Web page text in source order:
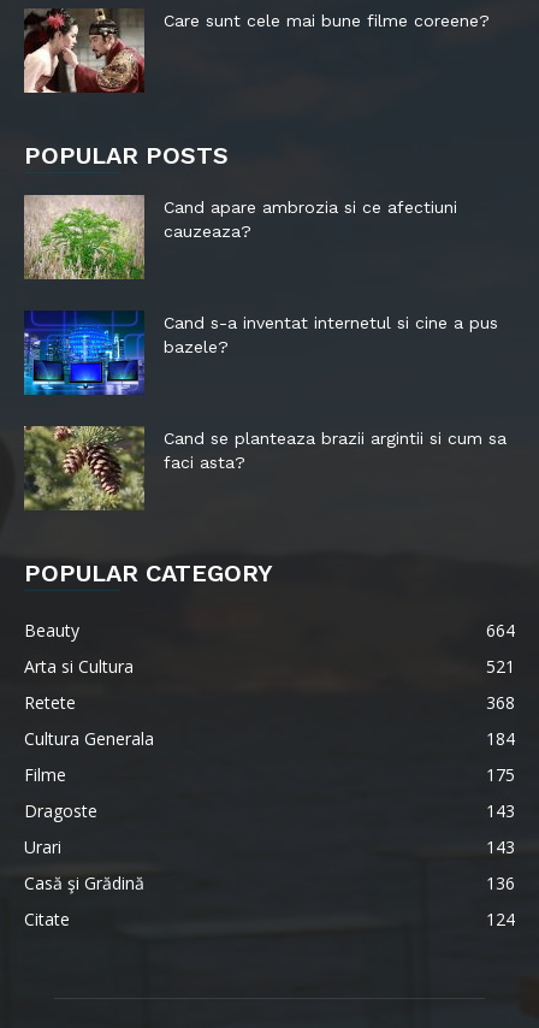
Care sunt cele mai bune filme coreene?
POPULAR POSTS
Cand apare ambrozia si ce afectiuni
cauzeaza?
Cand s-a inventat internetul si cine a pus
bazele?
Cand se planteaza brazii argintii si cum sa
faci asta?
POPULAR CATEGORY
Beauty
664
Arta si Cultura
521
Retete
368
Cultura Generala
184
Filme
175
Dragoste
143
Urari
143
Casă şi Grădină
136
Citate
124